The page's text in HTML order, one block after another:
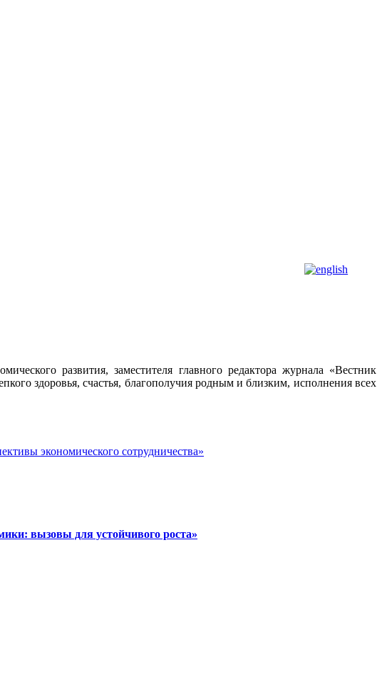
развития, заместителя главного редактора журнала «Вестник
здоровья, счастья, благополучия родным и близким, исполнения всех
экономического сотрудничества»
вызовы для устойчивого роста»